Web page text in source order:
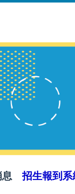
息 招生報到系